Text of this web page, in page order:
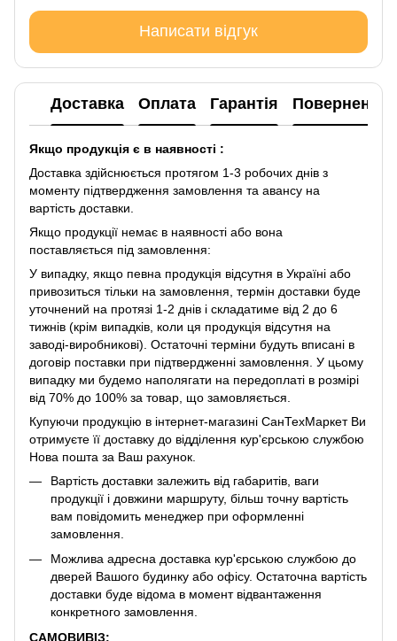
Написати відгук
Доставка Оплата Гарантія Повернення
Якщо продукція є в наявності :
Доставка здійснюється протягом 1-3 робочих днів з
моменту підтвердження замовлення та авансу на
вартість доставки.
Якщо продукції немає в наявності або вона
поставляється під замовлення:
У випадку, якщо певна продукція відсутня в Україні або
привозиться тільки на замовлення, термін доставки буде
уточнений на протязі 1-2 днів і складатиме від 2 до 6
тижнів (крім випадків, коли ця продукція відсутня на
заводі-виробникові). Остаточні терміни будуть вписані в
договір поставки при підтвердженні замовлення. У цьому
випадку ми будемо наполягати на передоплаті в розмірі
від 70% до 100% за товар, що замовляється.
Купуючи продукцію в інтернет-магазині СанТехМаркет Ви
отримуєте її доставку до відділення кур'єрською службою
Нова пошта за Ваш рахунок.
Вартість доставки залежить від габаритів, ваги
продукції і довжини маршруту, більш точну вартість
вам повідомить менеджер при оформленні
замовлення.
Можлива адресна доставка кур'єрською службою до
дверей Вашого будинку або офісу. Остаточна вартість
доставки буде відома в момент відвантаження
конкретного замовлення.
САМОВИВІЗ: